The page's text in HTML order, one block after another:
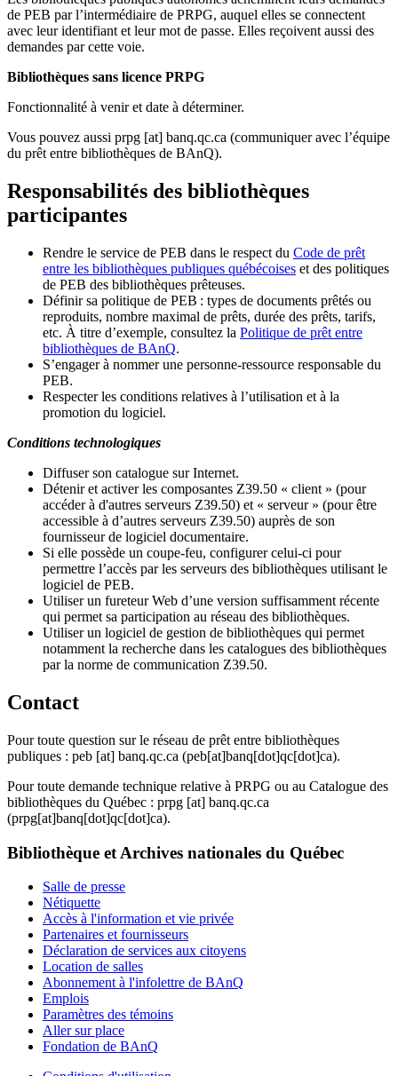
de PEB par l’intermédiaire de PRPG, auquel elles se connectent
avec leur identifiant et leur mot de passe. Elles reçoivent aussi des
demandes par cette voie.
Bibliothèques sans licence PRPG
Fonctionnalité à venir et date à déterminer.
Vous pouvez aussi prpg [at] banq.qc.ca (communiquer avec l’équipe
du prêt entre bibliothèques de BAnQ).
Responsabilités des bibliothèques
participantes
Rendre le service de PEB dans le respect du Code de prêt
entre les bibliothèques publiques québécoises et des politiques
de PEB des bibliothèques prêteuses.
Définir sa politique de PEB : types de documents prêtés ou
reproduits, nombre maximal de prêts, durée des prêts, tarifs,
etc. À titre d’exemple, consultez la Politique de prêt entre
bibliothèques de BAnQ.
S’engager à nommer une personne-ressource responsable du
PEB.
Respecter les conditions relatives à l’utilisation et à la
promotion du logiciel.
Conditions technologiques
Diffuser son catalogue sur Internet.
Détenir et activer les composantes Z39.50 « client » (pour
accéder à d'autres serveurs Z39.50) et « serveur » (pour être
accessible à d’autres serveurs Z39.50) auprès de son
fournisseur de logiciel documentaire.
Si elle possède un coupe-feu, configurer celui-ci pour
permettre l’accès par les serveurs des bibliothèques utilisant le
logiciel de PEB.
Utiliser un fureteur Web d’une version suffisamment récente
qui permet sa participation au réseau des bibliothèques.
Utiliser un logiciel de gestion de bibliothèques qui permet
notamment la recherche dans les catalogues des bibliothèques
par la norme de communication Z39.50.
Contact
Pour toute question sur le réseau de prêt entre bibliothèques
publiques : peb [at] banq.qc.ca (peb[at]banq[dot]qc[dot]ca).
Pour toute demande technique relative à PRPG ou au Catalogue des
bibliothèques du Québec : prpg [at] banq.qc.ca
(prpg[at]banq[dot]qc[dot]ca).
Bibliothèque et Archives nationales du Québec
Salle de presse
Nétiquette
Accès à l'information et vie privée
Partenaires et fournisseurs
Déclaration de services aux citoyens
Location de salles
Abonnement à l'infolettre de BAnQ
Emplois
Paramètres des témoins
Aller sur place
Fondation de BAnQ